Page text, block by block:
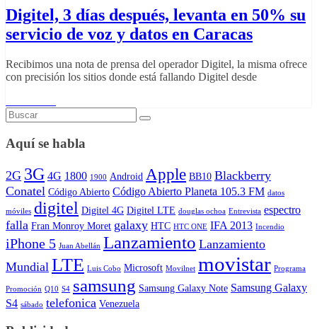
Digitel, 3 días después, levanta en 50% su
servicio de voz y datos en Caracas
Recibimos una nota de prensa del operador Digitel, la misma ofrece
con precisión los sitios donde está fallando Digitel desde
Aquí se habla
2G 3G 4G 1800 1900 Android Apple BB10 Blackberry
Conatel Código Abierto Código Abierto Planeta 105.3 FM datos
móviles digitel Digitel 4G Digitel LTE douglas ochoa Entrevista espectro
falla Fran Monroy Moret galaxy HTC HTC ONE IFA 2013 Incendio
iPhone 5 Juan Abellán Lanzamiento Lanzamiento
Mundial LTE Luis Cobo Microsoft Movilnet movistar Programa
Promoción Q10 S4 samsung Samsung Galaxy Note Samsung Galaxy
S4 sábado telefonica Venezuela